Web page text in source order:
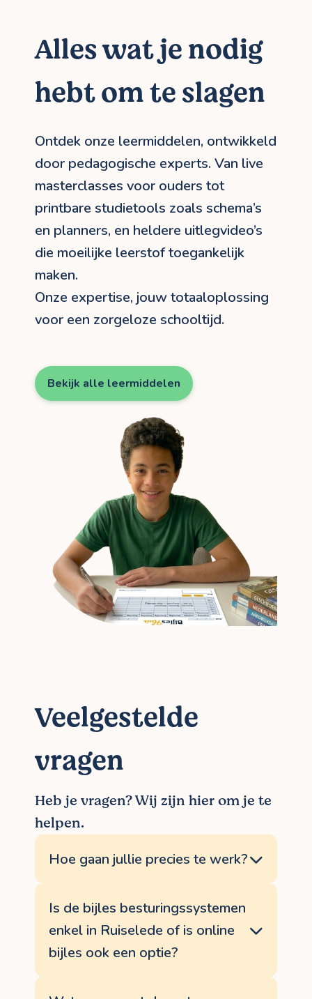
Alles wat je nodig
hebt om te slagen
Ontdek onze leermiddelen, ontwikkeld
door pedagogische experts. Van live
masterclasses voor ouders tot
printbare studietools zoals schema’s
en planners, en heldere uitlegvideo’s
die moeilijke leerstof toegankelijk
maken.
Onze expertise, jouw totaaloplossing
voor een zorgeloze schooltijd.
Bekijk alle leermiddelen
Veelgestelde
vragen
Heb je vragen? Wij zijn hier om je te
helpen.
Hoe gaan jullie precies te werk?
via de website weten waar je naar op
zoek bent, wij bellen je op en vinden de
meest gepaste lesgever
besturingssystemen in de buurt van
Ruiselede. Helemaal vrijblijvend, tot jij
uitgebreide netwerk zit sowieso de
Is de bijles besturingssystemen
enkel in Ruiselede of is online
bijles ook een optie?